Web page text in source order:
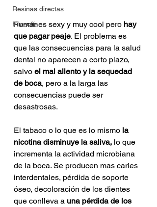
Resinas directas
Filosofía
Fumar es sexy y muy cool pero hay
que pagar peaje. El problema es
que las consecuencias para la salud
dental no aparecen a corto plazo,
salvo el mal aliento y la sequedad
de boca, pero a la larga las
consecuencias puede ser
desastrosas.
El tabaco o lo que es lo mismo la
nicotina disminuye la saliva, lo que
incrementa la actividad microbiana
de la boca. Se producen mas caries
interdentales, pérdida de soporte
óseo, decoloración de los dientes
que conlleva a una pérdida de los